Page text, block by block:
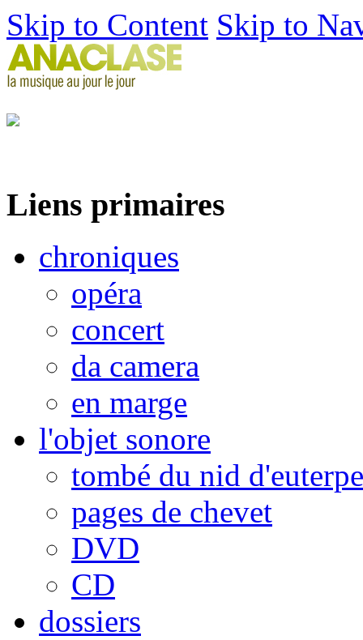
Skip to Content Skip to
Liens primaires
chroniques
opéra
concert
da camera
en marge
l'objet sonore
tombé du nid d'euterpe
pages de chevet
DVD
CD
dossiers